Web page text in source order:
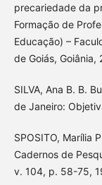
precariedade da
Formação de
Educação) –
de Goiás, Goiânia,
SILVA, Ana B. B.
de Janeiro:
SPOSITO, Marília
Cadernos de
v. 104, p. 58-75,